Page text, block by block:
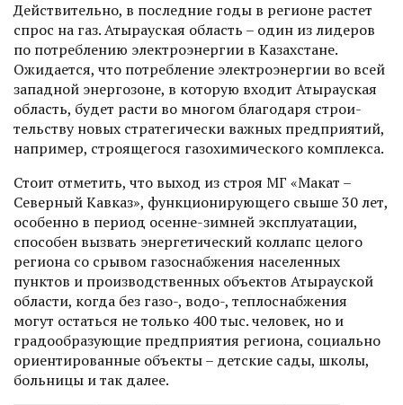
Действительно, в последние годы в регионе растет
спрос на газ. Атырауская область – один из лидеров
по потреблению элект­роэнергии в Казахстане.
Ожидается, что потребление элект­роэнергии во всей
западной энергозоне, в которую входит Атырауская
область, будет рас­ти во многом благодаря строи­
тельству новых стратегически важных предприятий,
например, строящегося газохимического комплекса.
Стоит отметить, что выход из строя МГ «Макат –
Северный Кавказ», функционирующего свыше 30 лет,
особенно в период осенне-зимней эксплуатации,
способен вызвать энергетический коллапс целого
региона со срывом газоснабжения населенных
пунктов и производственных объектов Атырауской
области, когда без газо-, водо-, теплоснабжения
могут остаться не только 400 тыс. человек, но и
градообразующие предприятия региона, социально
ориентированные объекты – детские сады, школы,
больницы и так далее.